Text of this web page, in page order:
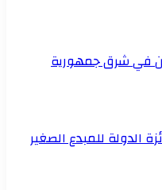
في شرق جمهورية
الدولة للمبدع الصغير